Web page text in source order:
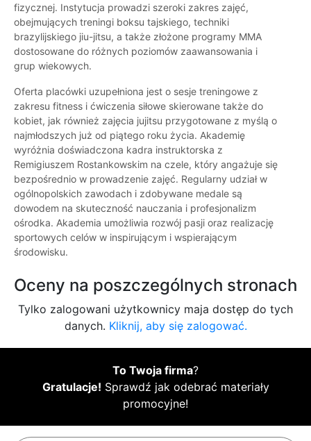
fizycznej. Instytucja prowadzi szeroki zakres zajęć,
obejmujących treningi boksu tajskiego, techniki
brazylijskiego jiu-jitsu, a także złożone programy MMA
dostosowane do różnych poziomów zaawansowania i
grup wiekowych.
Oferta placówki uzupełniona jest o sesje treningowe z
zakresu fitness i ćwiczenia siłowe skierowane także do
kobiet, jak również zajęcia jujitsu przygotowane z myślą o
najmłodszych już od piątego roku życia. Akademię
wyróżnia doświadczona kadra instruktorska z
Remigiuszem Rostankowskim na czele, który angażuje się
bezpośrednio w prowadzenie zajęć. Regularny udział w
ogólnopolskich zawodach i zdobywane medale są
dowodem na skuteczność nauczania i profesjonalizm
ośrodka. Akademia umożliwia rozwój pasji oraz realizację
sportowych celów w inspirującym i wspierającym
środowisku.
Oceny na poszczególnych stronach
Tylko zalogowani użytkownicy maja dostęp do tych
danych. Kliknij, aby się zalogować.
To Twoja firma?
Gratulacje! Sprawdź jak odebrać materiały
promocyjne!